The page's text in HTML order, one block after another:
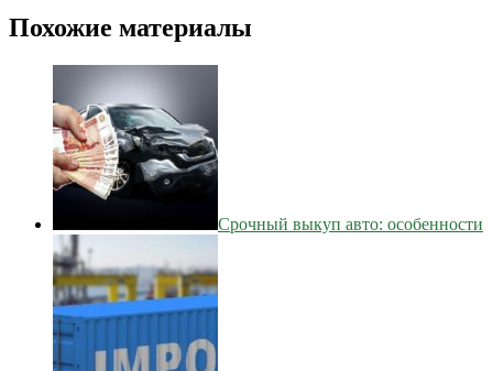
Похожие материалы
Срочный выкуп авто: особенности